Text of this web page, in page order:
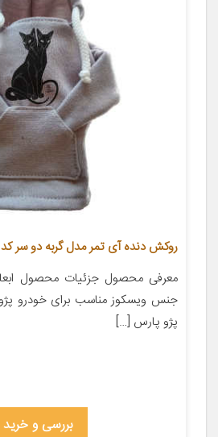
روکش دنده آی تمر مدل گربه دو سر کد 60
پژو پارس […]
بررسی و خرید